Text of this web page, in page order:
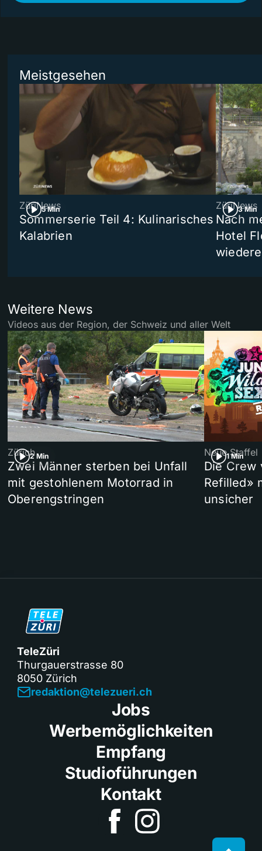
Meistgesehen
5 Min
ZüriNews
Sommerserie Teil 4: Kulinarisches
Kalabrien
3 Min
ZüriNews
Nach
Hotel
Weitere News
Videos aus der Region, der Schweiz und aller Welt
2 Min
Zürich
Zwei Männer sterben bei Unfall
mit gestohlenem Motorrad in
Oberengstringen
1 Min
Neue Staffel
Die Crew
Refilled»
unsicher
TeleZüri
Thurgauerstrasse 80
8050 Zürich
redaktion@telezueri.ch
Jobs
Werbemöglichkeiten
Empfang
Studioführungen
Kontakt